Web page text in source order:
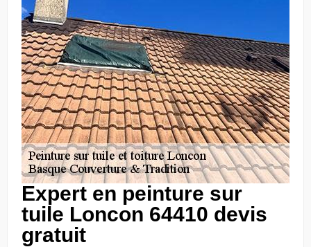
Expert en peinture sur
tuile Loncon 64410 devis
gratuit